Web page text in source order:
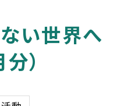
い世界へ
）